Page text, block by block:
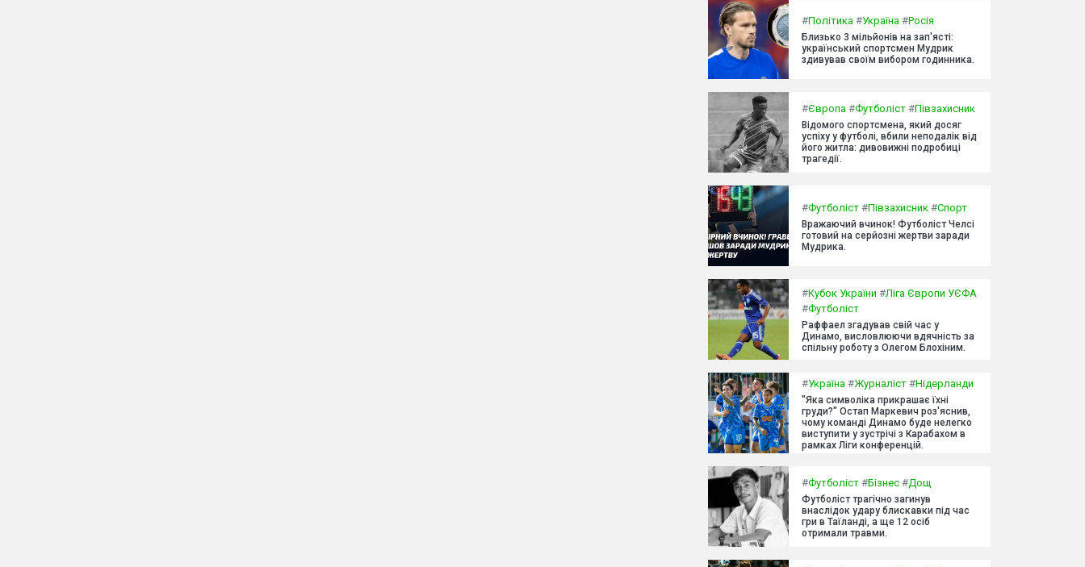
#Політика #Україна #Росія
Близько 3 мільйонів на зап'ясті:
український спортсмен Мудрик
здивував своїм вибором годинника.
#Європа #Футболіст #Півзахисник
Відомого спортсмена, який досяг
успіху у футболі, вбили неподалік від
його житла: дивовижні подробиці
трагедії.
#Футболіст #Півзахисник #Спорт
Вражаючий вчинок! Футболіст Челсі
готовий на серйозні жертви заради
Мудрика.
#Кубок України #Ліга Європи УЄФА
#Футболіст
Раффаел згадував свій час у
Динамо, висловлюючи вдячність за
спільну роботу з Олегом Блохіним.
#Україна #Журналіст #Нідерланди
"Яка символіка прикрашає їхні
груди?" Остап Маркевич роз'яснив,
чому команді Динамо буде нелегко
виступити у зустрічі з Карабахом в
рамках Ліги конференцій.
#Футболіст #Бізнес #Дощ
Футболіст трагічно загинув
внаслідок удару блискавки під час
гри в Таїланді, а ще 12 осіб
отримали травми.